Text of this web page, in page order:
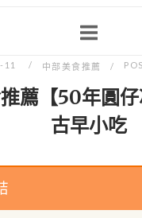
11 中部美食推薦
薦【50年圓
古早小吃